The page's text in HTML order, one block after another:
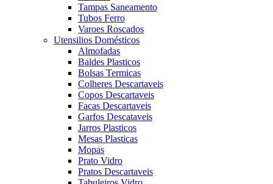
Tampas Saneamento
Tubos Ferro
Varoes Roscados
Utensilios Domésticos
Almofadas
Baldes Plasticos
Bolsas Termicas
Colheres Descartaveis
Copos Descartaveis
Facas Descartaveis
Garfos Descataveis
Jarros Plasticos
Mesas Plasticas
Mopas
Prato Vidro
Pratos Descartaveis